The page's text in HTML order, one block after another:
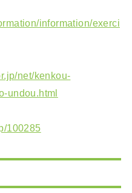
information/exerci
net/kenkou-
undou.html
100285